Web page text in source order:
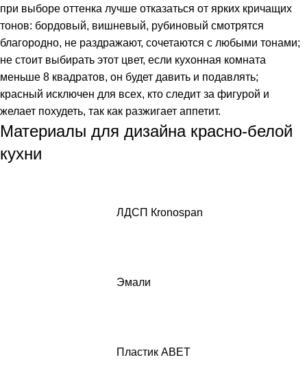
при выборе оттенка лучше отказаться от ярких кричащих
тонов: бордовый, вишневый, рубиновый смотрятся
благородно, не раздражают, сочетаются с любыми тонами;
не стоит выбирать этот цвет, если кухонная комната
меньше 8 квадратов, он будет давить и подавлять;
красный исключен для всех, кто следит за фигурой и
желает похудеть, так как разжигает аппетит.
Материалы для дизайна красно-белой
кухни
ЛДСП Кronospan
Эмали
Пластик ABET